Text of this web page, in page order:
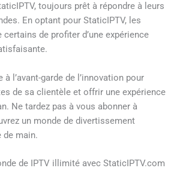
toujours prêt à répondre à leurs
En optant pour StaticIPTV, les
de profiter d’une expérience
l’avant-garde de l’innovation pour
de sa clientèle et offrir une expérience
Ne tardez pas à vous abonner à
un monde de divertissement
de main.
de IPTV illimité avec StaticIPTV.com